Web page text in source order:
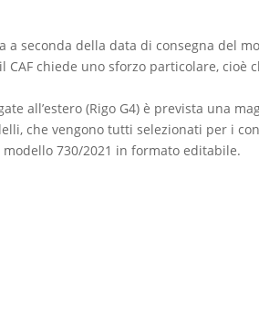
seconda della data di consegna del
chiede uno sforzo particolare,
all’estero (Rigo G4) è prevista una
che vengono tutti selezionati per i
730/2021 in formato editabile.